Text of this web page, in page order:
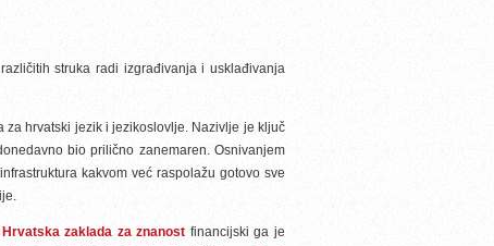
struka radi izgrađivanja i usklađivanja
za hrvatski jezik i jezikoslovlje. Nazivlje je ključ
bio prilično zanemaren. Osnivanjem
kakvom već raspolažu gotovo sve
Hrvatska zaklada za znanost financijski ga je